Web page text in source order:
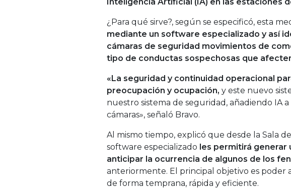
¿Para qué sirve?, según se especificó, esta
mediante un software especializado y así
cámaras de seguridad movimientos de
tipo de conductas sospechosas que
«La seguridad y continuidad operacional
preocupación y ocupación, y este nuevo
nuestro sistema de seguridad, añadiendo IA
cámaras», señaló Bravo.
Al mismo tiempo, explicó que desde la Sala
software especializado les permitirá generar
anticipar la ocurrencia de algunos de los
anteriormente. El principal objetivo es poder
de forma temprana, rápida y eficiente.